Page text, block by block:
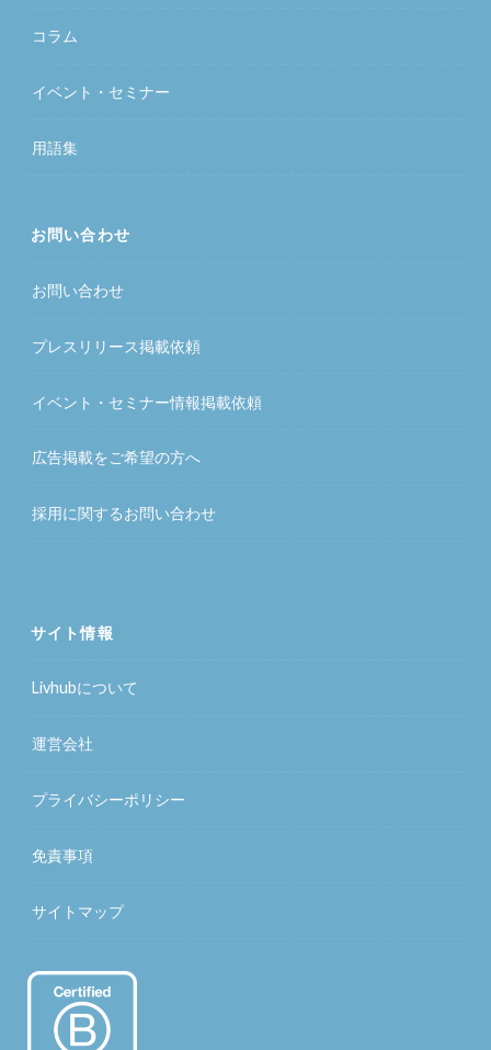
コラム
イベント・セミナー
用語集
お問い合わせ
お問い合わせ
プレスリリース掲載依頼
イベント・セミナー情報掲載依頼
広告掲載をご希望の方へ
採用に関するお問い合わせ
サイト情報
Livhubについて
運営会社
プライバシーポリシー
免責事項
サイトマップ